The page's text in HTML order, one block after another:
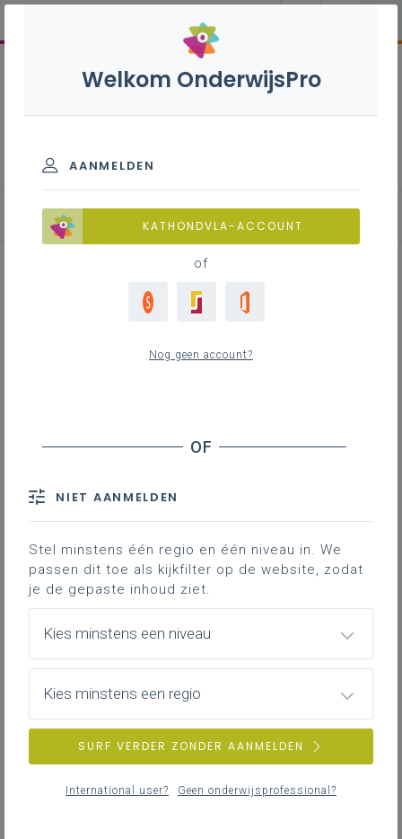
finaliteit
Conceptcartoons in het
Wat zijn conceptcartoons
wetenschapsonderwijs
Hoe maak je zelf conceptcartoons met gratis AI-tools
Didactisch aan de slag met conceptcartoons
pedagogisch-didactische thema’s
Voorbeelden
Bronnen
Conceptcartoons zijn dialogen in
stripvorm over een wetenschappelijk
onderwerp, waarin minstens drie
Welkom OnderwijsPro
AANMELDEN
KATHONDVLA-ACCOUNT
of
Nog geen account?
NIET AANMELDEN
Stel minstens één regio en één niveau in. We
passen dit toe als kijkfilter op de website, zodat
je de gepaste inhoud ziet.
Kies minstens een niveau
Kies minstens een regio
SURF VERDER ZONDER AANMELDEN
International user? Geen onderwijsprofessional?